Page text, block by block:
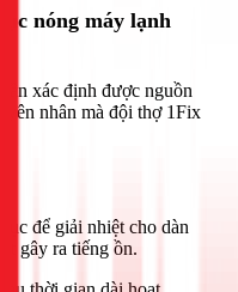
nóng máy lạnh
xác định được nguồn
nhân mà đội thợ 1Fix
tục để giải nhiệt cho dàn
gây ra tiếng ồn.